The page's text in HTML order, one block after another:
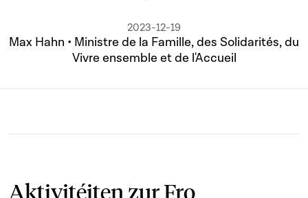
2023-12-19
Max Hahn • Ministre de la Famille, des Solidarités, du
Vivre ensemble et de l'Accueil
Aktivitéiten zur Fro